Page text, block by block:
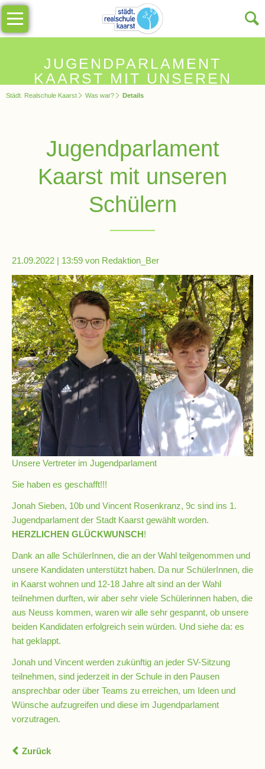
JUGENDPARLAMENT
KAARST MIT UNSEREN
SCHÜLERN
Navigation
überspringen
Unsere
Schule
Allgemeine
Impressionen
Sekretariat
Kollegium
Schulsozialarbeit
Hausmeister
Übermittagsbetreuung
Schülervertretung
(SV)
Schulpflegschaft
Förderverein
Konzepte
Lehrer-
Raum-
Prinzip
Berufswahlvorbereitung
Hausaufgabenbetreuung
Digitalisierung
Städt. Realschule Kaarst Was war? Details
Jugendparlament
Kaarst mit unseren
Schülern
21.09.2022 | 13:59 von Redaktion_Ber
Unsere Vertreter im Jugendparlament
Sie haben es geschafft!!!
Jonah Sieben, 10b und Vincent Rosenkranz, 9c sind ins 1.
Jugendparlament der Stadt Kaarst gewählt worden.
HERZLICHEN GLÜCKWUNSCH!
Dank an alle SchülerInnen, die an der Wahl teilgenommen und
unsere Kandidaten unterstützt haben. Da nur SchülerInnen, die
in Kaarst wohnen und 12-18 Jahre alt sind an der Wahl
teilnehmen durften, wir aber sehr viele Schülerinnen haben, die
aus Neuss kommen, waren wir alle sehr gespannt, ob unsere
beiden Kandidaten erfolgreich sein würden. Und siehe da: es
hat geklappt.
Jonah und Vincent werden zukünftig an jeder SV-Sitzung
teilnehmen, sind jederzeit in der Schule in den Pausen
ansprechbar oder über Teams zu erreichen, um Ideen und
Wünsche aufzugreifen und diese im Jugendparlament
vorzutragen.
Zurück